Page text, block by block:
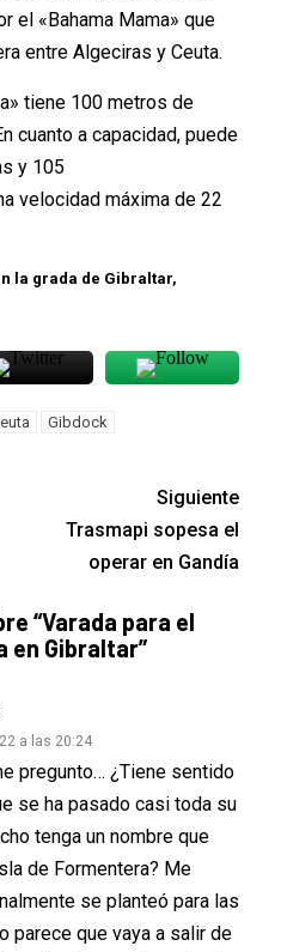
el «Bahama Mama» que
entre Algeciras y Ceuta.
tiene 100 metros de
cuanto a capacidad, puede
y 105
velocidad máxima de 22
la grada de Gibraltar,
Gibdock
Siguiente
Trasmapi sopesa el
operar en Gandía
“Varada para el
en Gibraltar”
a las 20:24
pregunto… ¿Tiene sentido
se ha pasado casi toda su
tenga un nombre que
de Formentera? Me
se planteó para las
parece que vaya a salir de